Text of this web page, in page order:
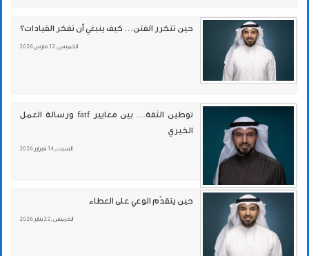
حين تتكرر الفتن… كيف ينبغي أن تفكر القيادات؟
الخميس , 12 مارس 2026
توطين الثقة… بين معايير fatf ورسالة العمل
الخيري
السبت , 14 فبراير 2026
حين يتقدّم الوعي على العطاء
الخميس , 22 يناير 2026